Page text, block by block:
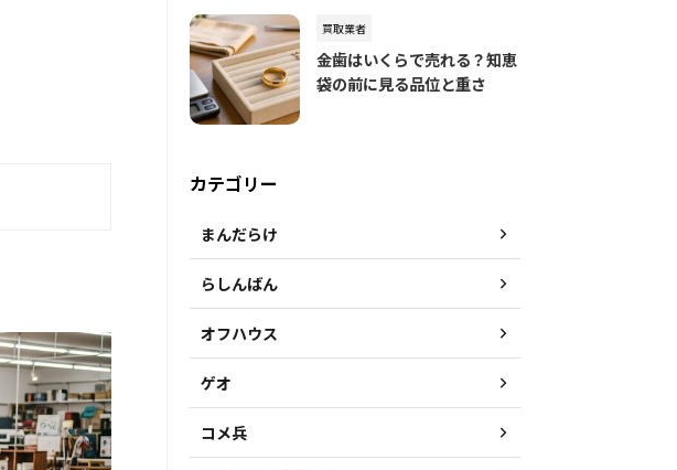
買取業者
金歯はいくらで売れる？知恵
袋の前に見る品位と重さ
カテゴリー
まんだらけ
らしんばん
オフハウス
ゲオ
コメ兵